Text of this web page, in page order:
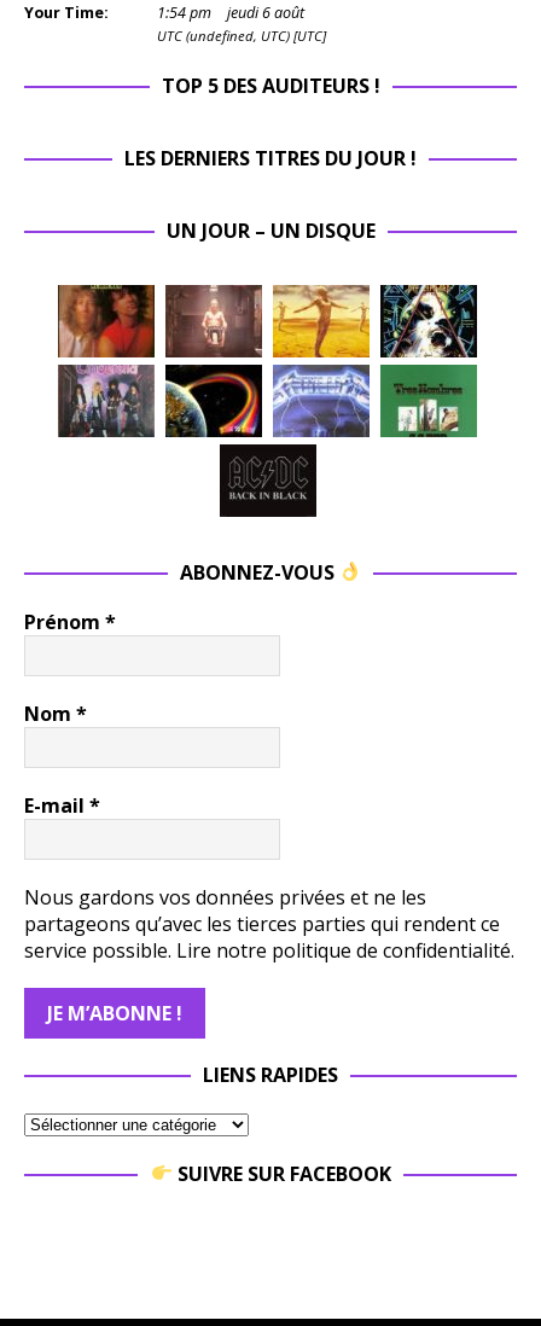
Your Time: 1:54pm jeudi 6 août
UTC (undefined, UTC) [UTC]
TOP 5 DES AUDITEURS !
LES DERNIERS TITRES DU JOUR !
UN JOUR – UN DISQUE
ABONNEZ-VOUS
Prénom *
Nom *
E-mail *
Nous gardons vos données privées et ne les
partageons qu’avec les tierces parties qui rendent ce
service possible. Lire notre politique de confidentialité.
LIENS RAPIDES
SUIVRE SUR FACEBOOK